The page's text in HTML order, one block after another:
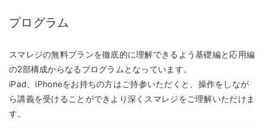
プログラム
スマレジの無料プランを徹底的に理解できるよう基礎編と応用編
の2部構成からなるプログラムとなっています。
iPad、iPhoneをお持ちの方はご持参いただくと、操作をしなが
ら講義を受けることができより深くスマレジをご理解いただけま
す。